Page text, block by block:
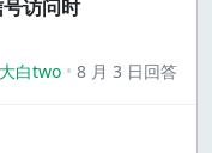
访问时
大白two 8 月 3 日回答